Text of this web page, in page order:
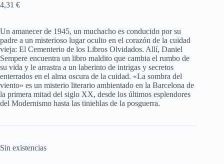
4,31 €
Un amanecer de 1945, un muchacho es conducido por su
padre a un misterioso lugar oculto en el corazón de la cuidad
vieja: El Cementerio de los Libros Olvidados. Allí, Daniel
Sempere encuentra un libro maldito que cambia el rumbo de
su vida y le arrastra a un laberinto de intrigas y secretos
enterrados en el alma oscura de la cuidad. «La sombra del
viento» es un misterio literario ambientado en la Barcelona de
la primera mitad del siglo XX, desde los últimos esplendores
del Modernismo hasta las tinieblas de la posguerra.
Sin existencias